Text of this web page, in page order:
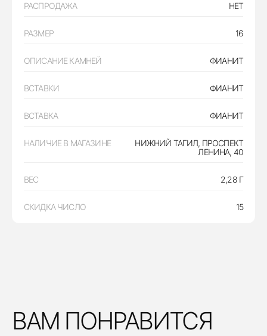
РАСПРОДАЖА НЕТ
РАЗМЕР 16
ОПИСАНИЕ КАМНЕЙ ФИАНИТ
ВСТАВКИ ФИАНИТ
ВСТАВКА ФИАНИТ
НАЛИЧИЕ В МАГАЗИНЕ
НИЖНИЙ ТАГИЛ, ПРОСПЕКТ
ЛЕНИНА, 40
ВЕС 2,28 Г
СКИДКА ЧИСЛО 15
ВАМ ПОНРАВИТСЯ